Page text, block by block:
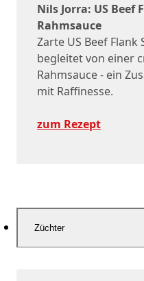
Nils Jorra: US Beef
Rahmsauce
Zarte US Beef
begleitet von einer
Rahmsauce - ein
mit Raffinesse.
zum Rezept
Züchter